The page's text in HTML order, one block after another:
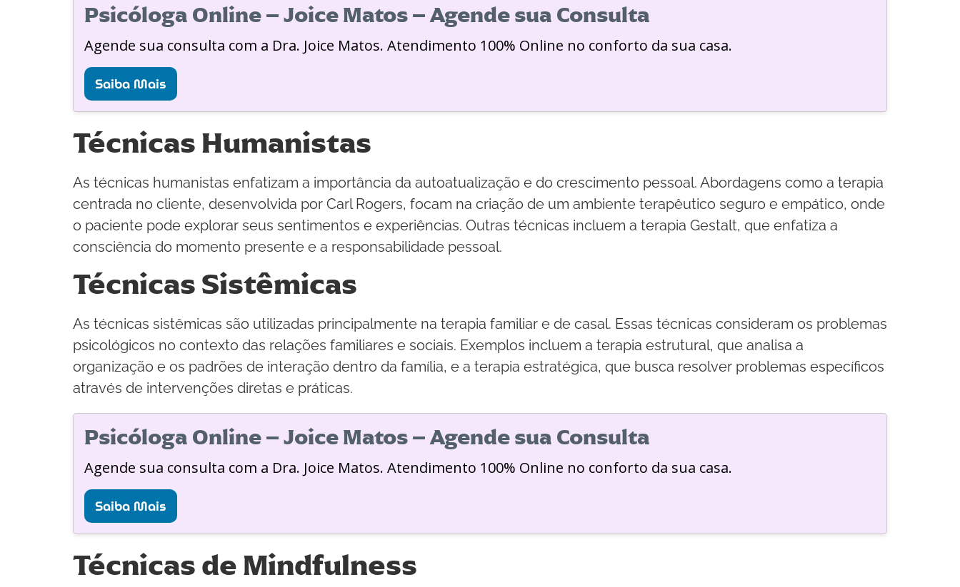
Psicóloga Online – Joice Matos – Agende sua Consulta
Agende sua consulta com a Dra. Joice Matos. Atendimento 100% Online no conforto da sua casa.
Saiba Mais
Técnicas Humanistas
As técnicas humanistas enfatizam a importância da autoatualização e do crescimento pessoal. Abordagens como a terapia
centrada no cliente, desenvolvida por Carl Rogers, focam na criação de um ambiente terapêutico seguro e empático, onde
o paciente pode explorar seus sentimentos e experiências. Outras técnicas incluem a terapia Gestalt, que enfatiza a
consciência do momento presente e a responsabilidade pessoal.
Técnicas Sistêmicas
As técnicas sistêmicas são utilizadas principalmente na terapia familiar e de casal. Essas técnicas consideram os problemas
psicológicos no contexto das relações familiares e sociais. Exemplos incluem a terapia estrutural, que analisa a
organização e os padrões de interação dentro da família, e a terapia estratégica, que busca resolver problemas específicos
através de intervenções diretas e práticas.
Psicóloga Online – Joice Matos – Agende sua Consulta
Agende sua consulta com a Dra. Joice Matos. Atendimento 100% Online no conforto da sua casa.
Saiba Mais
Técnicas de Mindfulness